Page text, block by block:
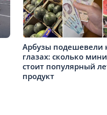
Арбузы подешевели
глазах: сколько
стоит популярный
продукт